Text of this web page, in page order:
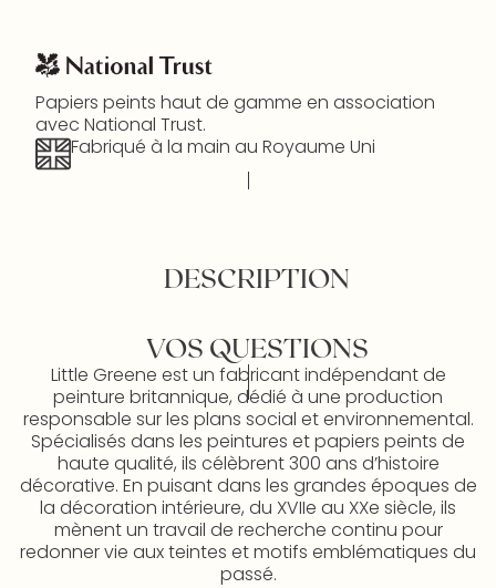
Papiers peints haut de gamme en association
avec National Trust.
Fabriqué à la main au Royaume Uni
DESCRIPTION
VOS QUESTIONS
Little Greene est un fabricant indépendant de
peinture britannique, dédié à une production
responsable sur les plans social et environnemental.
Spécialisés dans les peintures et papiers peints de
haute qualité, ils célèbrent 300 ans d’histoire
décorative. En puisant dans les grandes époques de
la décoration intérieure, du XVIIe au XXe siècle, ils
mènent un travail de recherche continu pour
redonner vie aux teintes et motifs emblématiques du
passé.